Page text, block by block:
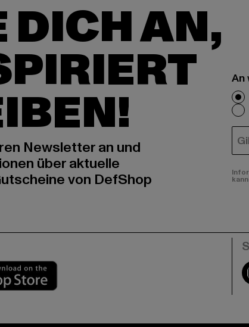
DICH AN,
Newsletter an und
über aktuelle
von DefShop
An